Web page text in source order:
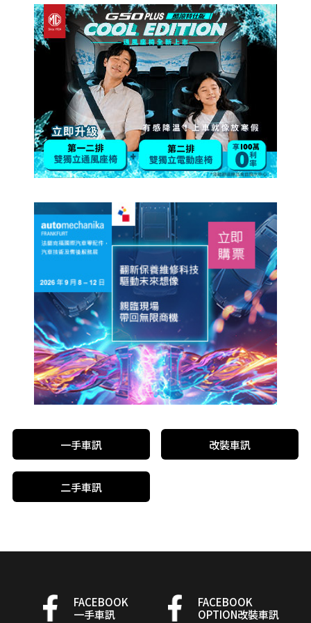
一手車訊 改裝車訊
二手車訊
FACEBOOK
一手車訊
FACEBOOK
OPTION改裝車訊